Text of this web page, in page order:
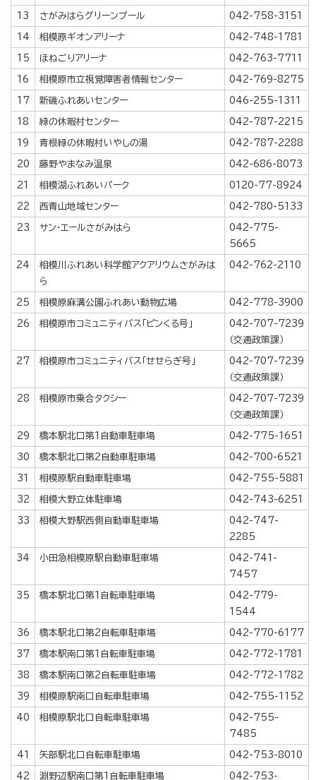
13 さがみはらグリーンプール 042-758-3151
14 相模原ギオンアリーナ 042-748-1781
15 ほねごりアリーナ 042-763-7711
16 相模原市立視覚障害者情報センター 042-769-8275
17 新磯ふれあいセンター 046-255-1311
18 緑の休暇村センター 042-787-2215
19 青根緑の休暇村いやしの湯 042-787-2288
20 藤野やまなみ温泉 042-686-8073
21 相模湖ふれあいパーク 0120-77-8924
22 西青山地域センター 042-780-5133
23 サン・エールさがみはら
042-775-
5665
24
相模川ふれあい科学館アクアリウムさがみは
ら
042-762-2110
25 相模原麻溝公園ふれあい動物広場 042-778-3900
26 相模原市コミュニティバス「ピンくる号」
042-707-7239
（交通政策課）
27 相模原市コミュニティバス「せせらぎ号」
042-707-7239
（交通政策課）
28 相模原市乗合タクシー
042-707-7239
（交通政策課）
29 橋本駅北口第1自動車駐車場 042-775-1651
30 橋本駅北口第2自動車駐車場 042-700-6521
31 相模原駅自動車駐車場 042-755-5881
32 相模大野立体駐車場 042-743-6251
33 相模大野駅西側自動車駐車場
042-747-
2285
34 小田急相模原駅自動車駐車場
042-741-
7457
35 橋本駅北口第1自転車駐車場
042-779-
1544
36 橋本駅北口第2自転車駐車場 042-770-6177
37 橋本駅南口第1自転車駐車場 042-772-1781
38 橋本駅南口第2自転車駐車場 042-772-1782
39 相模原駅南口自転車駐車場 042-755-1152
40 相模原駅北口自転車駐車場
042-755-
7485
41 矢部駅北口自転車駐車場 042-753-8010
42 淵野辺駅南口第1自転車駐車場 042-753-